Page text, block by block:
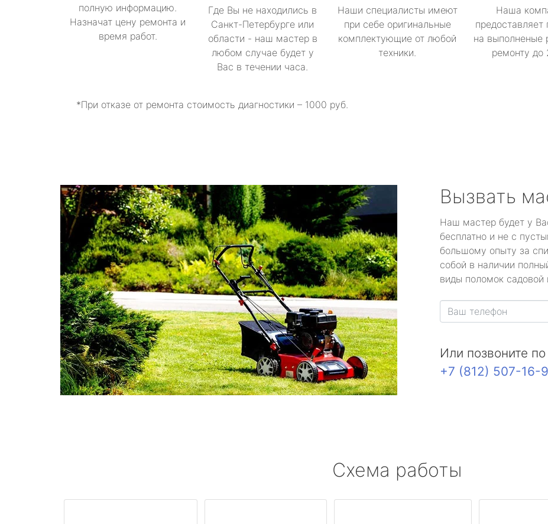
полную информацию.
Назначат цену ремонта и
время работ.
Где Вы не находились в
Санкт-Петербурге или
области - наш мастер в
любом случае будет у
Вас в течении часа.
Наши специалисты имеют
при себе оригинальные
комплектующие от любой
техники.
Наша
предоставляет
на выполненые
ремонту до
*При отказе от ремонта стоимость диагностики – 1000 руб.
Вызвать
Наш мастер будет у
бесплатно и не с
большому опыту за
собой в наличии
виды поломок садовой
Или позвоните
+7 (812) 507-16-
Схема работы